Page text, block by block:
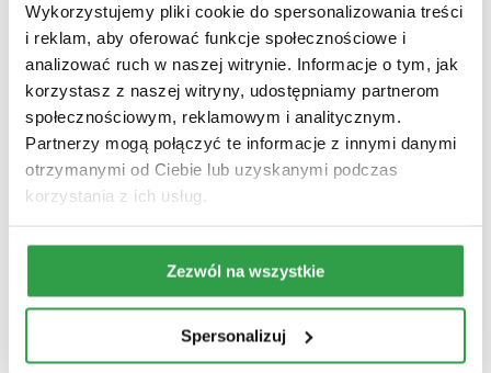
Wykorzystujemy pliki cookie do spersonalizowania treści
i reklam, aby oferować funkcje społecznościowe i
analizować ruch w naszej witrynie. Informacje o tym, jak
korzystasz z naszej witryny, udostępniamy partnerom
społecznościowym, reklamowym i analitycznym.
Partnerzy mogą połączyć te informacje z innymi danymi
otrzymanymi od Ciebie lub uzyskanymi podczas
korzystania z ich usług.
Zezwól na wszystkie
Spersonalizuj